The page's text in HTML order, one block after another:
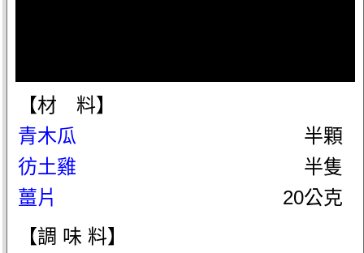
【材 料】
青木瓜
半顆
彷土雞
半隻
薑片
20公克
【調 味 料】